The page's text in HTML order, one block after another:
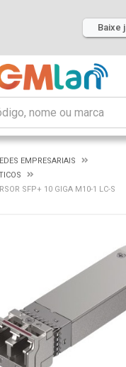
Baixe
EMPRESARIAIS
SFP+ 10 GIGA M10-1 LC-S